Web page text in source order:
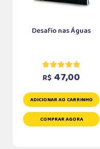
Desafio nas Águas
R$ 47,00
ADICIONAR AO CARRINHO
COMPRAR AGORA